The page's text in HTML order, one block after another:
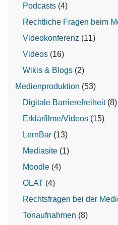
Podcasts (4)
Rechtliche Fragen beim
Videokonferenz (11)
Videos (16)
Wikis & Blogs (2)
Medienproduktion (53)
Digitale Barrierefreiheit(8)
Erklärfilme/Videos (15)
LernBar (13)
Mediasite (1)
Moodle (4)
OLAT (4)
Rechtsfragen bei der
Tonaufnahmen (8)